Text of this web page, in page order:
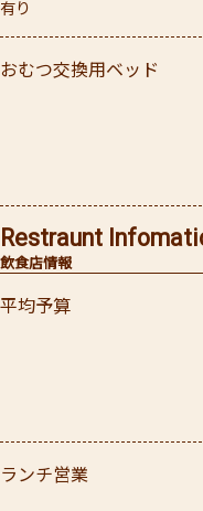
有り
おむつ交換用ベッド
飲食店情報
Restraunt
平均予算
ランチ営業